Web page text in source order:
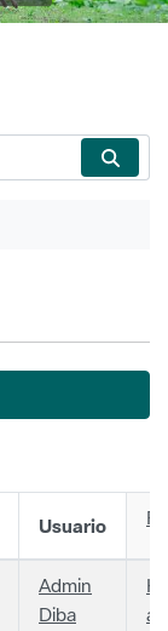
Usuario
Admin
Diba